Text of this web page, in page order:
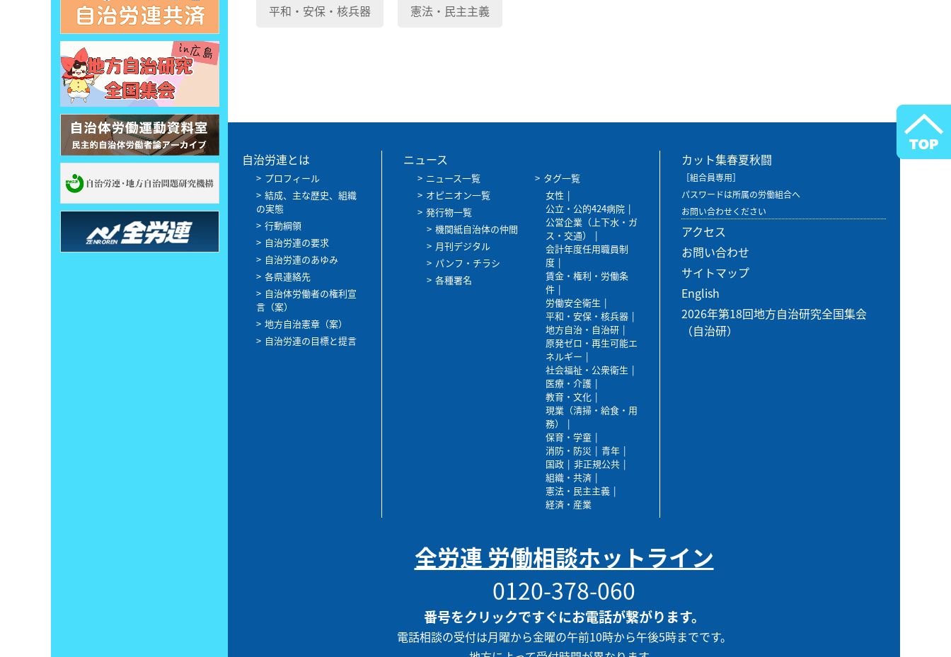
平和・安保・核兵器
憲法・民主主義
自治労連とは
プロフィール
結成、主な歴史、組織
の実態
行動綱領
自治労連の要求
自治労連のあゆみ
各県連絡先
自治体労働者の権利宣
言（案）
地方自治憲章（案）
自治労連の目標と提言
ニュース
ニュース一覧
オピニオン一覧
発行物一覧
機関紙自治体の仲間
月刊デジタル
パンフ・チラシ
各種署名
タグ一覧
女性
公立・公的424病院
公営企業（上下水・ガ
ス・交通）
会計年度任用職員制
度
賃金・権利・労働条
件
労働安全衛生
平和・安保・核兵器
地方自治・自治研
原発ゼロ・再生可能エ
ネルギー
社会福祉・公衆衛生
医療・介護
教育・文化
現業（清掃・給食・用
務）
保育・学童
消防・防災
青年
国政
非正規公共
組織・共済
憲法・民主主義
経済・産業
カット集春夏秋闘
［組合員専用］
パスワードは所属の労働組合へ
お問い合わせください
アクセス
お問い合わせ
サイトマップ
English
2026年第18回地方自治研究全国集会
（自治研）
全労連 労働相談ホットライン
0120-378-060
番号をクリックですぐにお電話が繋がります。
電話相談の受付は月曜から金曜の午前10時から午後5時までです。